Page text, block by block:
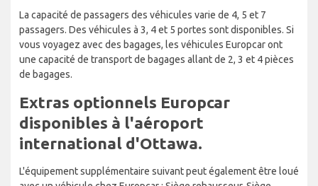
La capacité de passagers des véhicules varie de 4, 5 et 7
passagers. Des véhicules à 3, 4 et 5 portes sont disponibles. Si
vous voyagez avec des bagages, les véhicules Europcar ont
une capacité de transport de bagages allant de 2, 3 et 4 pièces
de bagages.
Extras optionnels Europcar
disponibles à l'aéroport
international d'Ottawa.
L'équipement supplémentaire suivant peut également être loué